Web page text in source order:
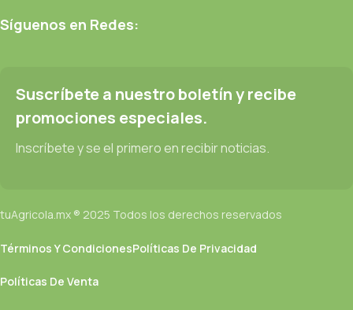
Síguenos en Redes:
Suscríbete a nuestro boletín y recibe
promociones especiales.
Inscríbete y se el primero en recibir noticias.
tuAgricola.mx ® 2025 Todos los derechos reservados
Términos Y CondicionesPolíticas De Privacidad
Políticas De Venta